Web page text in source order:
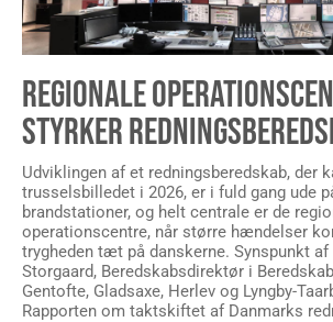
REGIONALE
STYRKER
Udviklingen af et redningsberedskab, der
trusselsbilledet i 2026, er i fuld gang ude
brandstationer, og helt centrale er de
operationscentre, når større hændelser
trygheden tæt på danskerne. Synspunkt af
Storgaard, Beredskabsdirektør i
Gentofte, Gladsaxe, Herlev og Lyngby-
Rapporten om taktskiftet af Danmarks